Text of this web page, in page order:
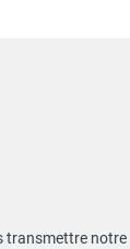
transmettre notre